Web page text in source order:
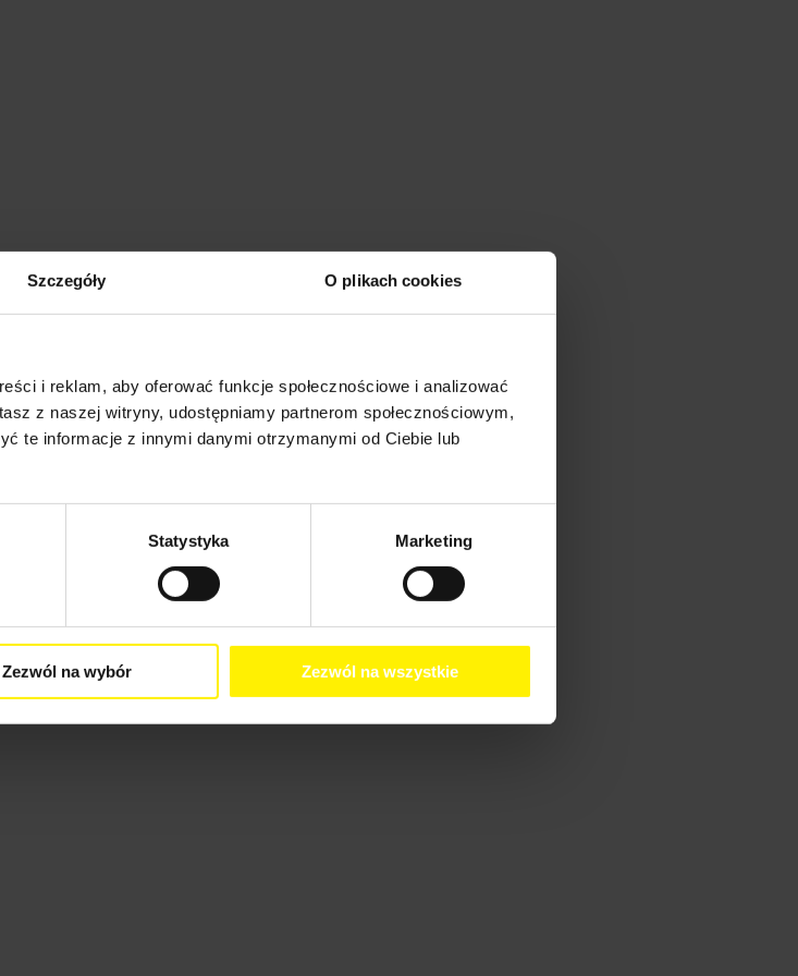
Szczegóły O plikach cookies
i reklam, aby oferować funkcje społecznościowe i analizować
z naszej witryny, udostępniamy partnerom społecznościowym,
te informacje z innymi danymi otrzymanymi od Ciebie lub
Statystyka Marketing
Zezwól na wybór Zezwól na wszystkie